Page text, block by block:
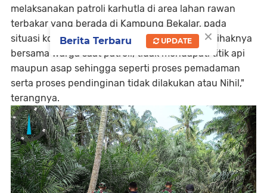
melaksanakan patroli karhutla di area lahan rawan
terbakar yang berada di Kampung Bekalar, pada
situasi kondisi cuaca cerah namun demikian pihaknya
bersama warga saat patroli, tidak mendapati titik api
maupun asap sehingga seperti proses pemadaman
serta proses pendinginan tidak dilakukan atau Nihil,"
terangnya.
×
Berita Terbaru UPDATE